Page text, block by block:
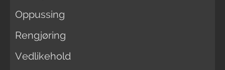
Oppussing
Rengjøring
Vedlikehold